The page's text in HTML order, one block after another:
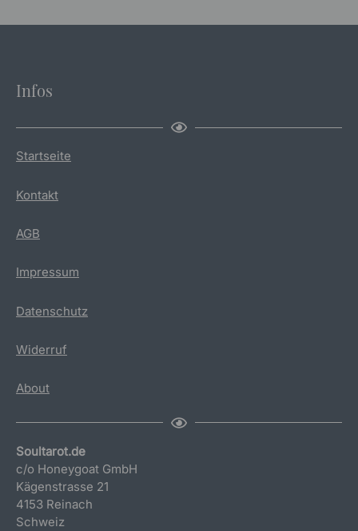
Infos
Startseite
Kontakt
AGB
Impressum
Datenschutz
Widerruf
About
Soultarot.de
c/o Honeygoat GmbH
Kägenstrasse 21
4153 Reinach
Schweiz